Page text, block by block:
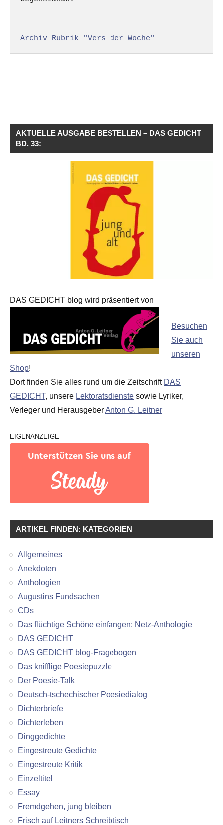
Archiv Rubrik "Vers der Woche"
AKTUELLE AUSGABE BESTELLEN – DAS GEDICHT
BD. 33:
DAS GEDICHT blog wird präsentiert von
Besuchen
Sie auch
unseren
Shop!
Dort finden Sie alles rund um die Zeitschrift DAS
GEDICHT, unsere Lektoratsdienste sowie Lyriker,
Verleger und HerausgeberAnton G. Leitner
EIGENANZEIGE
ARTIKEL FINDEN: KATEGORIEN
Allgemeines
Anekdoten
Anthologien
Augustins Fundsachen
CDs
Das flüchtige Schöne einfangen: Netz-Anthologie
DAS GEDICHT
DAS GEDICHT blog-Fragebogen
Das knifflige Poesiepuzzle
Der Poesie-Talk
Deutsch-tschechischer Poesiedialog
Dichterbriefe
Dichterleben
Dinggedichte
Eingestreute Gedichte
Eingestreute Kritik
Einzeltitel
Essay
Fremdgehen, jung bleiben
Frisch auf Leitners Schreibtisch